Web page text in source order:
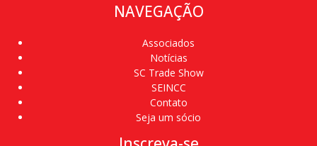
NAVEGAÇÃO
Associados
Notícias
SC Trade Show
SEINCC
Contato
Seja um sócio